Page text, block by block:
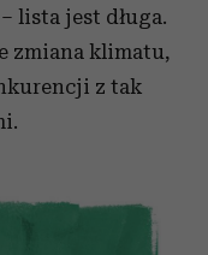
lista jest długa.
zmiana klimatu,
z tak